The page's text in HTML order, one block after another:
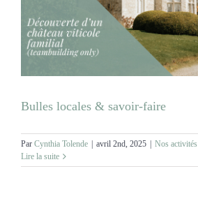
Bulles locales & savoir-faire
Par Cynthia Tolende | avril 2nd, 2025 | Nos activités
Lire la suite